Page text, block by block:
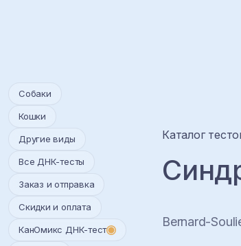
Собаки
Кошки
Другие виды
Все ДНК-тесты
Заказ и отправка
Скидки и оплата
КанОмикс ДНК-тест
Каталог
Bernard-